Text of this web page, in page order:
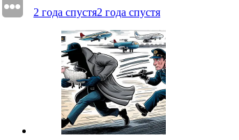
2 года спустя2 года спустя